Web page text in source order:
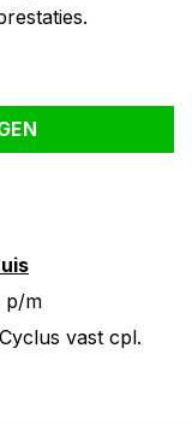
aantal
p/m
vast cpl.